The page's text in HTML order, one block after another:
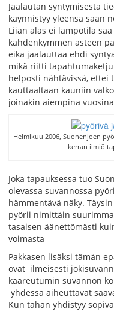
Jäälautan syntymisestä
käynnistyy yleensä sään
Liian alas ei lämpötila
kahdenkymmen asteen
eikä jäälauttaa ehdi
mikä riitti
helposti nähtävissä, ettei
kauttaaltaan kauniin
joinakin aiempina
Helmikuu 2006, Suonenjoen
kerran ilmiö
Joka tapauksessa tuo
olevassa suvannossa
hämmentävä näky.
pyörii nimittäin
tasaisen äänettömästi
voimasta
Pakkasen lisäksi tämän
ovat ilmeisesti
kaareutumin suvannon
yhdessä aiheuttavat
Kun tähän yhdistyy